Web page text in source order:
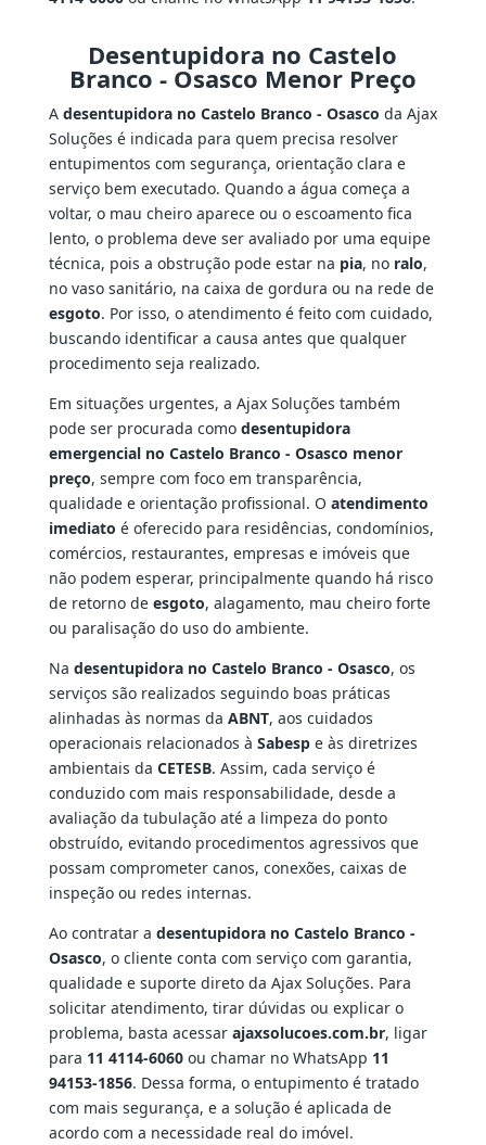
Desentupidora no Castelo
Branco - Osasco Menor Preço
A desentupidora no Castelo Branco - Osasco da Ajax
Soluções é indicada para quem precisa resolver
entupimentos com segurança, orientação clara e
serviço bem executado. Quando a água começa a
voltar, o mau cheiro aparece ou o escoamento fica
lento, o problema deve ser avaliado por uma equipe
técnica, pois a obstrução pode estar na pia, no ralo,
no vaso sanitário, na caixa de gordura ou na rede de
esgoto. Por isso, o atendimento é feito com cuidado,
buscando identificar a causa antes que qualquer
procedimento seja realizado.
Em situações urgentes, a Ajax Soluções também
pode ser procurada como desentupidora
emergencial no Castelo Branco - Osasco menor
preço, sempre com foco em transparência,
qualidade e orientação profissional. O atendimento
imediato é oferecido para residências, condomínios,
comércios, restaurantes, empresas e imóveis que
não podem esperar, principalmente quando há risco
de retorno de esgoto, alagamento, mau cheiro forte
ou paralisação do uso do ambiente.
Na desentupidora no Castelo Branco - Osasco, os
serviços são realizados seguindo boas práticas
alinhadas às normas da ABNT, aos cuidados
operacionais relacionados à Sabespe às diretrizes
ambientais da CETESB. Assim, cada serviço é
conduzido com mais responsabilidade, desde a
avaliação da tubulação até a limpeza do ponto
obstruído, evitando procedimentos agressivos que
possam comprometer canos, conexões, caixas de
inspeção ou redes internas.
Ao contratar a desentupidora no Castelo Branco -
Osasco, o cliente conta com serviço com garantia,
qualidade e suporte direto da Ajax Soluções. Para
solicitar atendimento, tirar dúvidas ou explicar o
problema, basta acessar ajaxsolucoes.com.br, ligar
para 11 4114-6060ou chamar no WhatsApp 11
94153-1856. Dessa forma, o entupimento é tratado
com mais segurança, e a solução é aplicada de
acordo com a necessidade real do imóvel.